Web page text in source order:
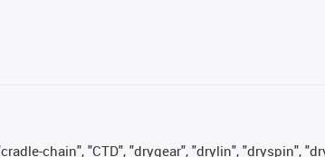
chain", "CTD", "drygear", "drylin", "dryspin",